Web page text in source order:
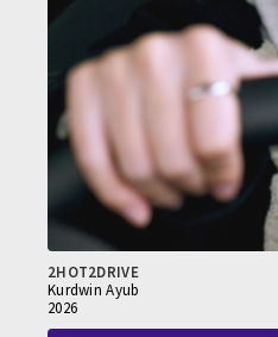
2HOT2DRIVE
Kurdwin Ayub
2026